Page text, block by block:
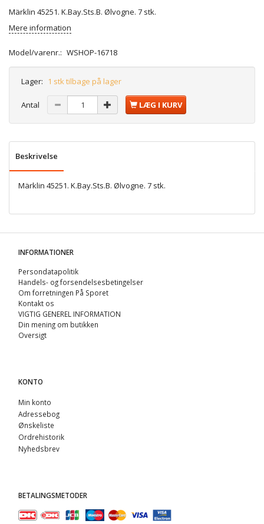
Märklin 45251. K.Bay.Sts.B. Ølvogne. 7 stk.
Mere information
Model/varenr.: WSHOP-16718
Lager: 1 stk tilbage på lager
Antal LÆG I KURV
Beskrivelse
Märklin 45251. K.Bay.Sts.B. Ølvogne. 7 stk.
INFORMATIONER
Persondatapolitik
Handels- og forsendelsesbetingelser
Om forretningen På Sporet
Kontakt os
VIGTIG GENEREL INFORMATION
Din mening om butikken
Oversigt
KONTO
Min konto
Adressebog
Ønskeliste
Ordrehistorik
Nyhedsbrev
BETALINGSMETODER